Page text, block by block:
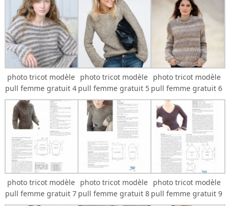
photo tricot modèle
pull femme gratuit 4
photo tricot modèle
pull femme gratuit 5
photo tricot modèle
pull femme gratuit 6
photo tricot modèle
pull femme gratuit 7
photo tricot modèle
pull femme gratuit 8
photo tricot modèle
pull femme gratuit 9